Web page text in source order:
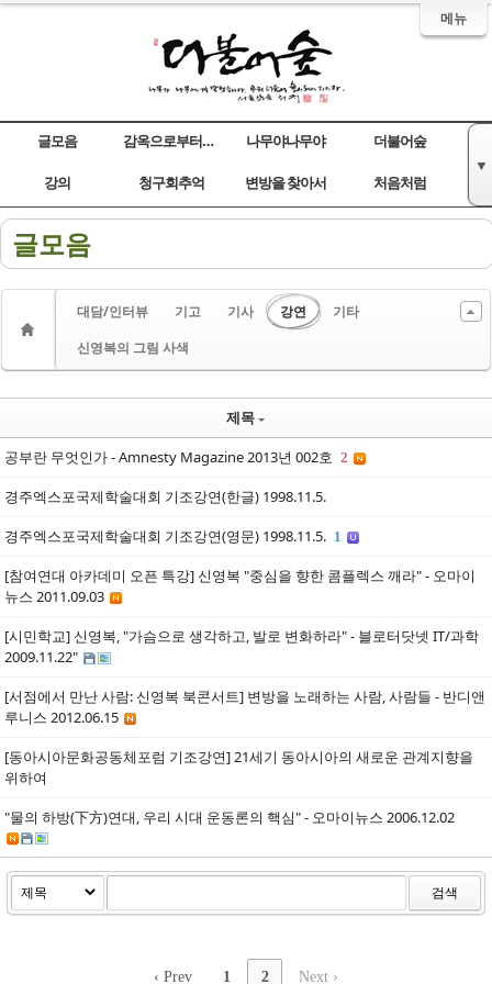
메뉴
글모음 감옥으로부터의 사색 나무야나무야 더불어숲
강의
▼
청구회추억
변방을 찾아서 처음처럼
글모음
대담/인터뷰 기고 기사 강연
기타
신영복의 그림 사색
제목
공부란 무엇인가 - Amnesty Magazine 2013년 002호 2
경주엑스포국제학술대회 기조강연(한글) 1998.11.5.
경주엑스포국제학술대회 기조강연(영문) 1998.11.5. 1
[참여연대 아카데미 오픈 특강] 신영복 "중심을 향한 콤플렉스 깨라" - 오마이
뉴스 2011.09.03
[시민학교] 신영복, "가슴으로 생각하고, 발로 변화하라" - 블로터닷넷 IT/과학
2009.11.22"
[서점에서 만난 사람: 신영복 북콘서트] 변방을 노래하는 사람, 사람들 - 반디앤
루니스 2012.06.15
[동아시아문화공동체포럼 기조강연] 21세기 동아시아의 새로운 관계지향을
위하여
"물의 하방(下方)연대, 우리 시대 운동론의 핵심" - 오마이뉴스 2006.12.02
검색
‹ Prev 1 2 Next ›
Sketchbook5, 스케치북5
Sketchbook5, 스케치북5
Sketchbook5, 스케치북5
Sketchbook5, 스케치북5